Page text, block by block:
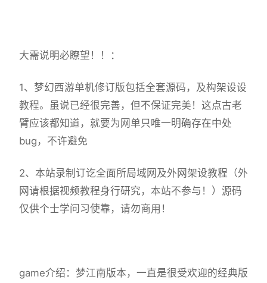
大需说明必瞭望！！：
1、 梦幻西游单机修订版包括全套源码，及构架设设
教程。虽说已经很完善，但不保证完美！这点古老
臂应该都知道，就要为网单只唯一明确存在中处
bug，不许避免
2、本站录制订讫全面所局域网及外网架设教程（外
网请根据视频教程身行研究，本站不参与！）源码
仅供个士学问习使靠，请勿商用！
game介绍：梦江南版本，一直是很受欢迎的经典版